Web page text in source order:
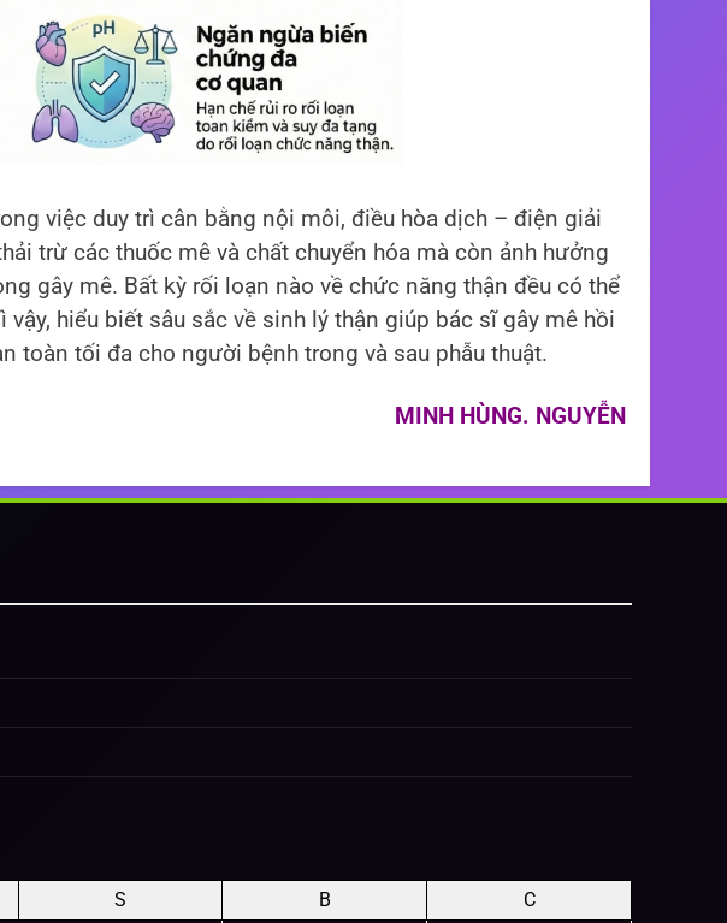
việc duy trì cân bằng nội môi, điều hòa dịch – điện giải
trừ các thuốc mê và chất chuyển hóa mà còn ảnh hưởng
gây mê. Bất kỳ rối loạn nào về chức năng thận đều có thể
hiểu biết sâu sắc về sinh lý thận giúp bác sĩ gây mê hồi
toàn tối đa cho người bệnh trong và sau phẫu thuật.
MINH HÙNG. NGUYỄN
S B C